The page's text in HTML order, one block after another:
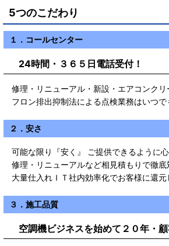
5つのこだわり
１．コールセンター
24時間・３６５日電話受付！
修理・リニューアル・新設・エアコンクリ
フロン排出抑制法による点検業務はいつで
２．安さ
可能な限り『安く』 ご提供できるように心
修理・リニューアルなど相見積もりで徹
大量仕入れＩＴ社内効率化でお客様に還元
３．施工品質
空調機ビジネスを始めて２０年・